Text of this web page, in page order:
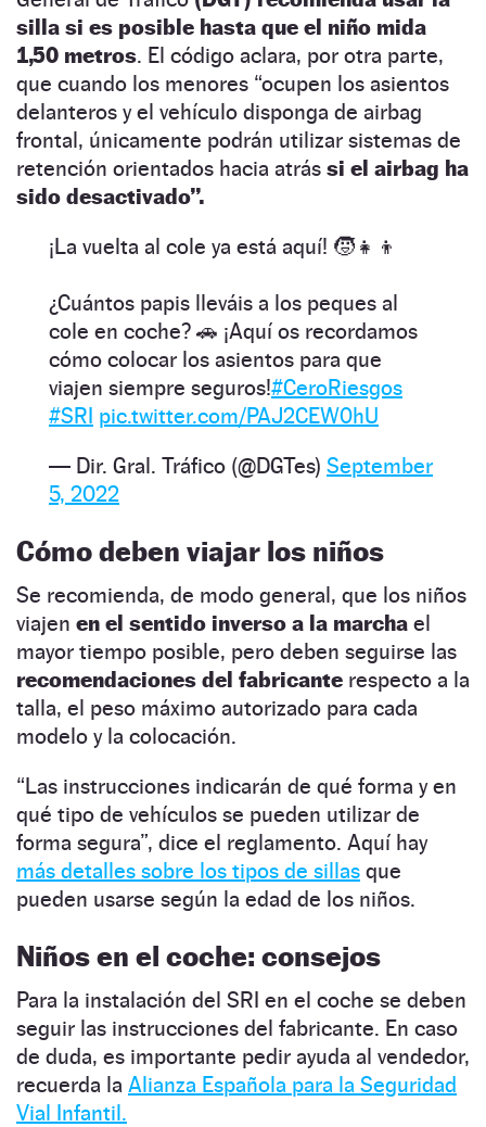
silla si es posible hasta que el niño mida
1,50 metros. El código aclara, por otra parte,
que cuando los menores “ocupen los asientos
delanteros y el vehículo disponga de airbag
frontal, únicamente podrán utilizar sistemas de
retención orientados hacia atrás si el airbag ha
sido desactivado”.
¡La vuelta al cole ya está aquí! 🧒👧👦 ​
¿Cuántos papis lleváis a los peques al
cole en coche? 🚗 ¡Aquí os recordamos
cómo colocar los asientos para que
viajen siempre seguros!​#CeroRiesgos
#SRI pic.twitter.com/PAJ2CEW0hU
— Dir. Gral. Tráfico (@DGTes) September
5, 2022
Cómo deben viajar los niños
Se recomienda, de modo general, que los niños
viajen en el sentido inverso a la marcha el
mayor tiempo posible, pero deben seguirse las
recomendaciones del fabricante respecto a la
talla, el peso máximo autorizado para cada
modelo y la colocación.
“Las instrucciones indicarán de qué forma y en
qué tipo de vehículos se pueden utilizar de
forma segura”, dice el reglamento. Aquí hay
más detalles sobre los tipos de sillas que
pueden usarse según la edad de los niños.
Niños en el coche: consejos
Para la instalación del SRI en el coche se deben
seguir las instrucciones del fabricante. En caso
de duda, es importante pedir ayuda al vendedor,
recuerda la Alianza Española para la Seguridad
Vial Infantil.